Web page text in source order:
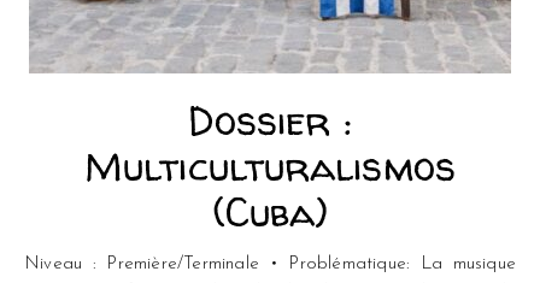
Dossier :
Multiculturalismos
(Cuba)
Niveau : Première/Terminale • Problématique: La musique